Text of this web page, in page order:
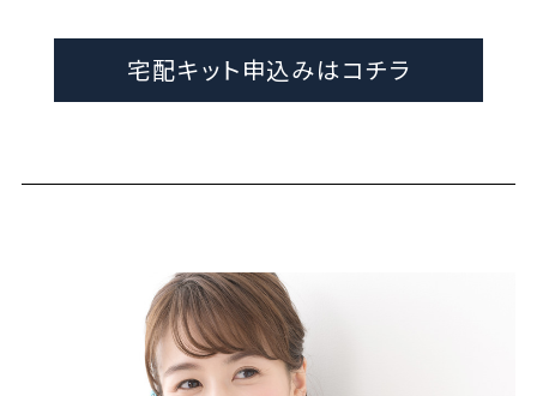
宅配キット申込みはコチラ